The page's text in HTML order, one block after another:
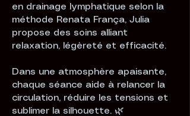
en drainage lymphatique selon la
méthode Renata França, Julia
propose des soins alliant
relaxation, légèreté et efficacité.
Dans une atmosphère apaisante,
chaque séance aide à relancer la
circulation, réduire les tensions et
sublimer la silhouette. 🌿